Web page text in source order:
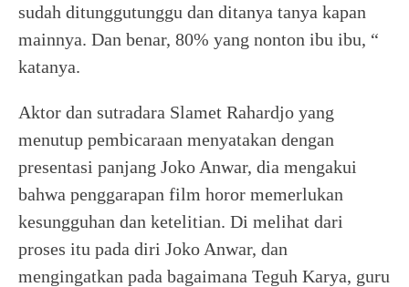
sudah ditunggutunggu dan ditanya tanya kapan
mainnya. Dan benar, 80% yang nonton ibu ibu, “
katanya.
Aktor dan sutradara Slamet Rahardjo yang
menutup pembicaraan menyatakan dengan
presentasi panjang Joko Anwar, dia mengakui
bahwa penggarapan film horor memerlukan
kesungguhan dan ketelitian. Di melihat dari
proses itu pada diri Joko Anwar, dan
mengingatkan pada bagaimana Teguh Karya, guru